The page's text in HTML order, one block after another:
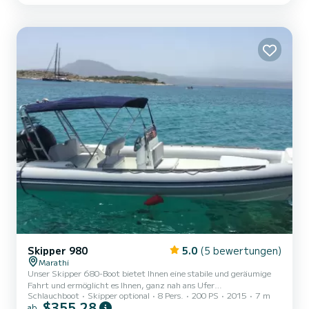
Skipper 980 5.0 (5 bewertungen)
Marathi
Unser Skipper 680-Boot bietet Ihnen eine stabile und geräumige
Fahrt und ermöglicht es Ihnen, ganz nah ans Ufer
heranzukommen! Es bietet Platz für bis zu 8 Passagiere und
Schlauchboot Skipper optional 8 Pers. 200 PS 2015 7 m